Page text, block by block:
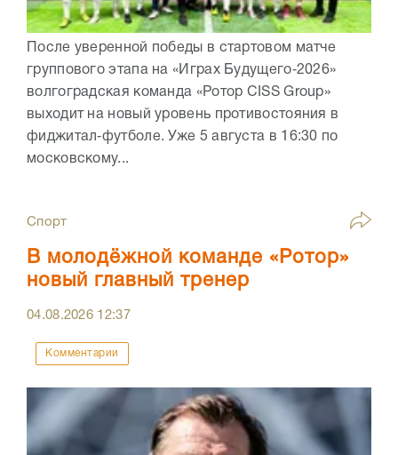
После уверенной победы в стартовом матче
группового этапа на «Играх Будущего‑2026»
волгоградская команда «Ротор CISS Group»
выходит на новый уровень противостояния в
фиджитал‑футболе. Уже 5 августа в 16:30 по
московскому...
Спорт
В молодёжной команде «Ротор»
новый главный тренер
04.08.2026 12:37
Комментарии